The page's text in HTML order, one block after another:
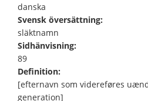
danska
Svensk översättning:
släktnamn
Sidhänvisning:
89
Definition:
[efternavn som videreføres
generation]